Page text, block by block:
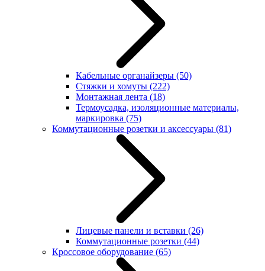
Кабельные органайзеры (50)
Стяжки и хомуты (222)
Монтажная лента (18)
Термоусадка, изоляционные материалы,
маркировка (75)
Коммутационные розетки и аксессуары (81)
Лицевые панели и вставки (26)
Коммутационные розетки (44)
Кроссовое оборудование (65)